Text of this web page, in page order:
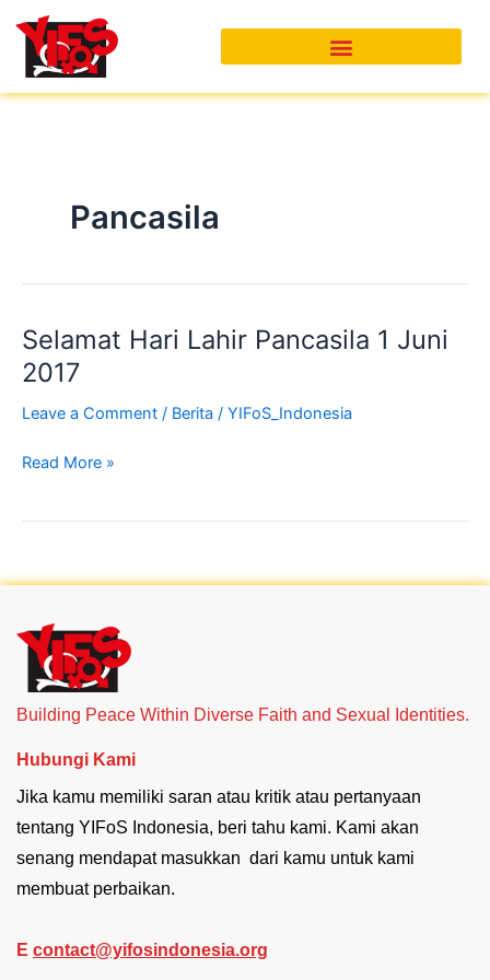
content
Pancasila
Selamat Hari Lahir Pancasila 1 Juni
2017
Leave a Comment / Berita / YIFoS_Indonesia
Selamat
Hari
Lahir
Pancasila
Juni
Read More »
Building Peace Within Diverse Faith and Sexual Identities.
Hubungi Kami
Jika kamu memiliki saran atau kritik atau pertanyaan
tentang YIFoS Indonesia, beri tahu kami. Kami akan
senang mendapat masukkan dari kamu untuk kami
membuat perbaikan.
E contact@yifosindonesia.org